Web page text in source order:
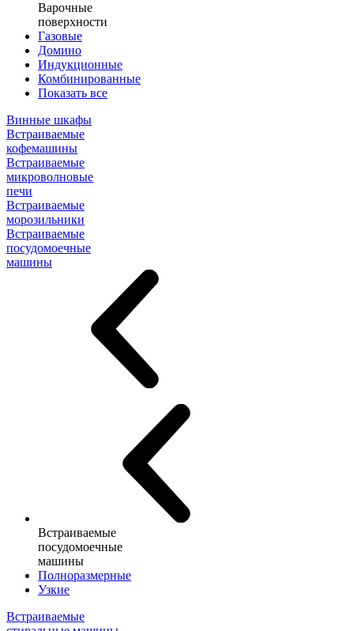
Варочные
поверхности
Газовые
Домино
Индукционные
Комбинированные
Показать все
Винные шкафы
Встраиваемые
кофемашины
Встраиваемые
микроволновые
печи
Встраиваемые
морозильники
Встраиваемые
посудомоечные
машины
Встраиваемые
посудомоечные
машины
Полноразмерные
Узкие
Встраиваемые